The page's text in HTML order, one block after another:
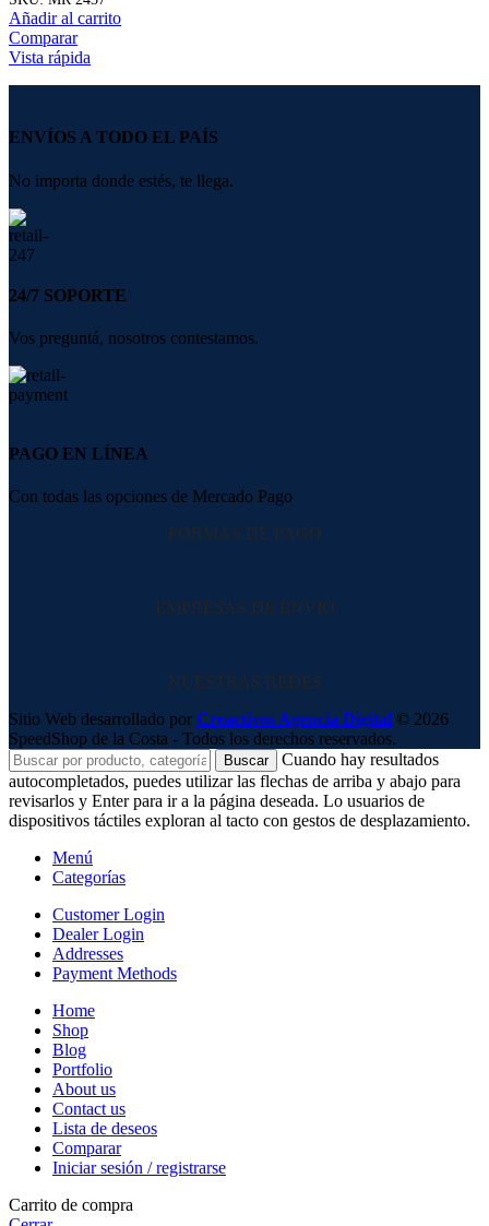
Añadir al carrito
Comparar
Vista rápida
ENVÍOS A TODO EL PAÍS
No importa donde estés, te llega.
24/7 SOPORTE
Vos preguntá, nosotros contestamos.
PAGO EN LÍNEA
Con todas las opciones de Mercado Pago
FORMAS DE PAGO
EMPRESAS DE ENVIO
NUESTRAS REDES
Sitio Web desarrollado por Creactivos Agencia Digital © 2026
SpeedShop de la Costa - Todos los derechos reservados.
Buscar
Cuando hay resultados
autocompletados, puedes utilizar las flechas de arriba y abajo para
revisarlos y Enter para ir a la página deseada. Lo usuarios de
dispositivos táctiles exploran al tacto con gestos de desplazamiento.
Menú
Categorías
Customer Login
Dealer Login
Addresses
Payment Methods
Home
Shop
Blog
Portfolio
About us
Contact us
Lista de deseos
Comparar
Iniciar sesión / registrarse
Carrito de compra